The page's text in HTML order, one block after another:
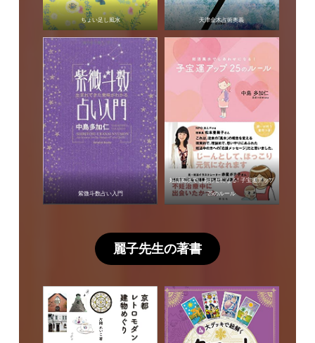
ちょい足し風水 天津金木占術奥義
紫微斗数占い入門
妊活風水でしあわせになる! 子宝運アップ
25のルール
麗子先生の著書